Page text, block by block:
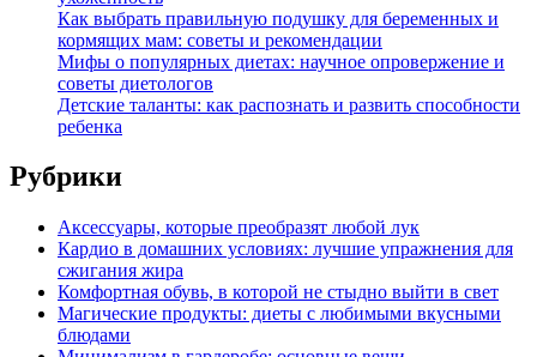
Как выбрать правильную подушку для беременных и
кормящих мам: советы и рекомендации
Мифы о популярных диетах: научное опровержение и
советы диетологов
Детские таланты: как распознать и развить способности
ребенка
Рубрики
Аксессуары, которые преобразят любой лук
Кардио в домашних условиях: лучшие упражнения для
сжигания жира
Комфортная обувь, в которой не стыдно выйти в свет
Магические продукты: диеты с любимыми вкусными
блюдами